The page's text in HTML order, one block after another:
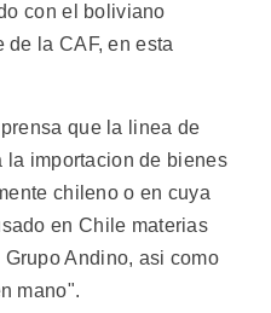
con el boliviano
de la CAF, en esta
que la linea de
la importacion de bienes
chileno o en cuya
en Chile materias
Andino, asi como
mano".